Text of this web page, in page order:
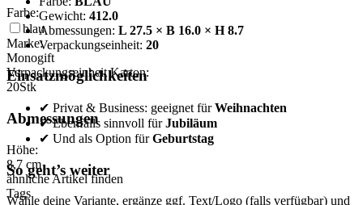
Gewicht: 412.0
Abmessungen: L 27.5 × B 16.0 × H 8.7
Verpackungseinheit: 20
Einsatzmöglichkeiten
✔ Privat & Business: geeignet fürWeihnachten
✔ Ebenfalls sinnvoll fürJubiläum
✔ Und als Option fürGeburtstag
So geht’s weiter
Wähle deine Variante, ergänze ggf. Text/Logo (falls verfügbar) und
Farbe:
blau
Marke:
Monogift
Verpackungseinheit Karton:
20Stk
Abmessungen
Höhe:
8,7 cm
ähnliche Artikel finden
Tags